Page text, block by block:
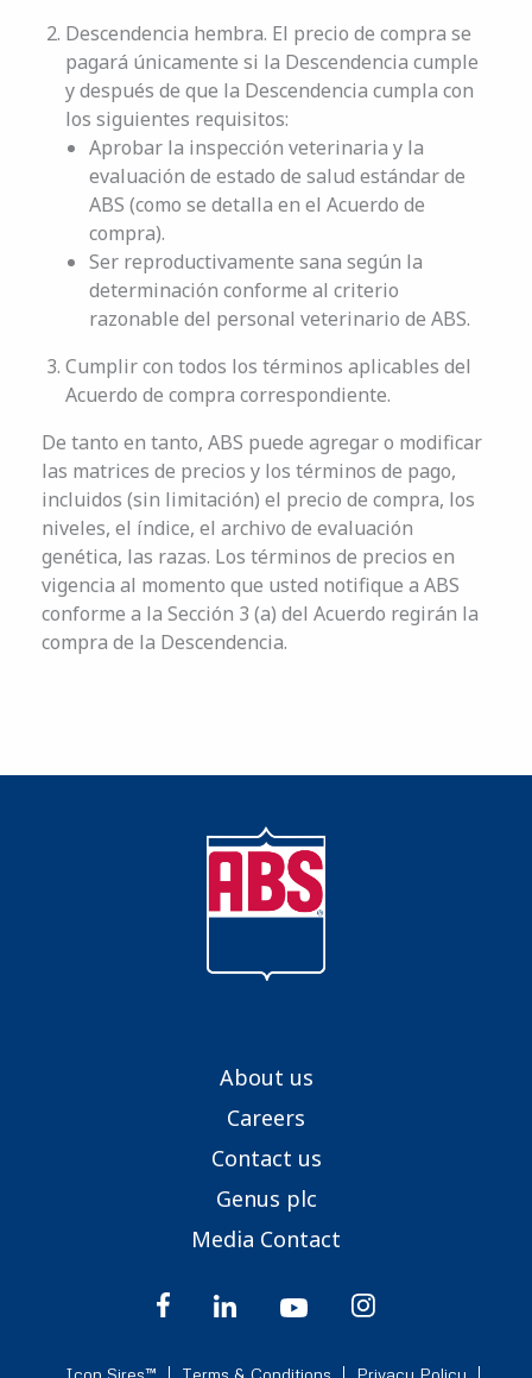
Descendencia hembra. El precio de compra se
pagará únicamente si la Descendencia cumple
y después de que la Descendencia cumpla con
los siguientes requisitos:
Aprobar la inspección veterinaria y la
evaluación de estado de salud estándar de
ABS (como se detalla en el Acuerdo de
compra).
Ser reproductivamente sana según la
determinación conforme al criterio
razonable del personal veterinario de ABS.
Cumplir con todos los términos aplicables del
Acuerdo de compra correspondiente.
De tanto en tanto, ABS puede agregar o modificar
las matrices de precios y los términos de pago,
incluidos (sin limitación) el precio de compra, los
niveles, el índice, el archivo de evaluación
genética, las razas. Los términos de precios en
vigencia al momento que usted notifique a ABS
conforme a la Sección 3 (a) del Acuerdo regirán la
compra de la Descendencia.
About us
Careers
Contact us
Genus plc
Media Contact